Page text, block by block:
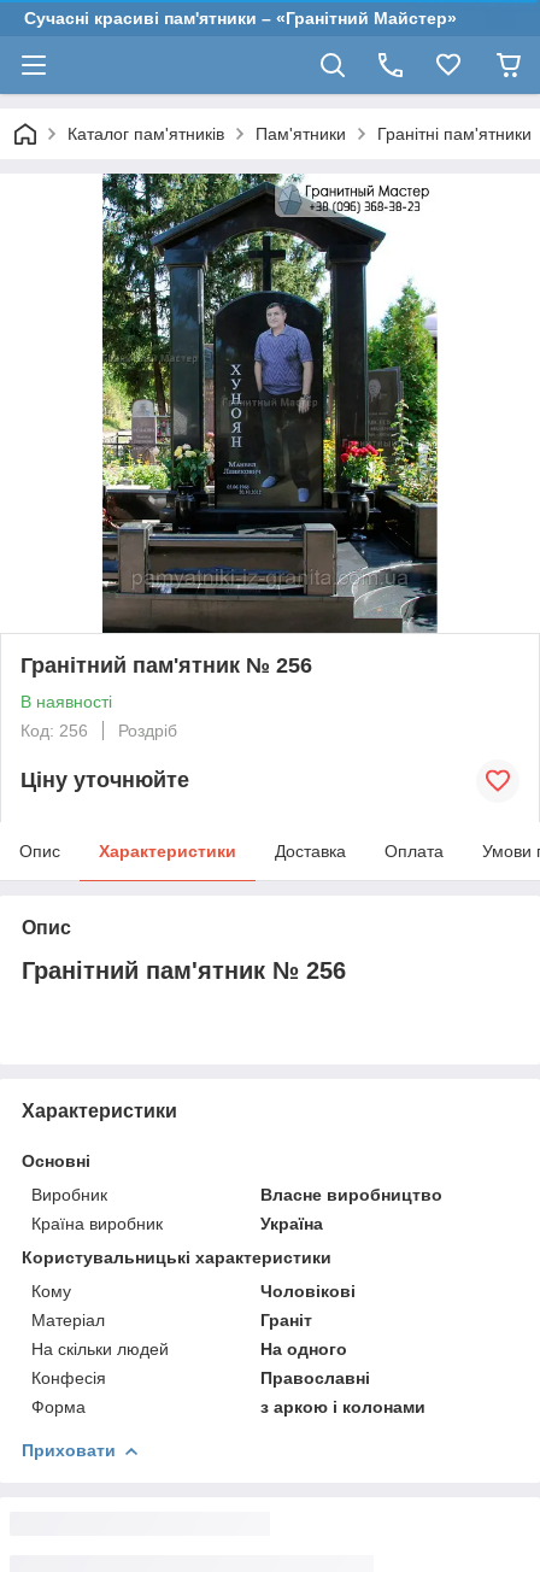
Сучасні красиві пам'ятники – «Гранітний Майстер»
Каталог пам'ятників Пам'ятники Гранітні пам'ятники
Гранітний пам'ятник № 256
В наявності
Код: 256
Роздріб
Ціну уточнюйте
Опис Характеристики Доставка Оплата Умови
Опис
Гранітний пам'ятник № 256
Характеристики
Основні
Виробник
Власне виробництво
Країна виробник
Україна
Користувальницькі характеристики
Кому
Чоловікові
Матеріал
Граніт
На скільки людей
На одного
Конфесія
Православні
Форма
з аркою і колонами
Приховати